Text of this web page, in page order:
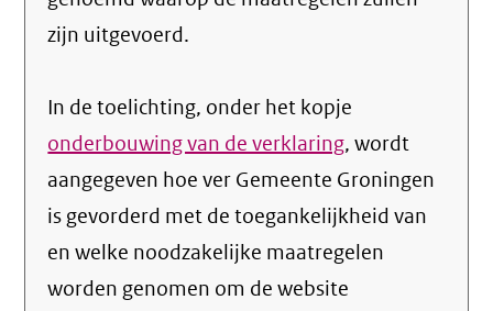
zijn uitgevoerd.
In de toelichting, onder het kopje
onderbouwing van de verklaring, wordt
aangegeven hoe ver Gemeente Groningen
is gevorderd met de toegankelijkheid van
en welke noodzakelijke maatregelen
worden genomen om de website